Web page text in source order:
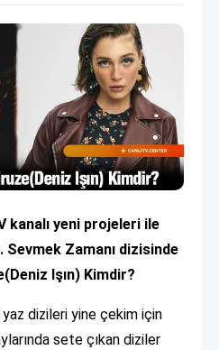
kanalı yeni projeleri ile
Sevmek Zamanı dizisinde
Işın) Kimdir?
dizileri yine çekim için
sete çıkan diziler